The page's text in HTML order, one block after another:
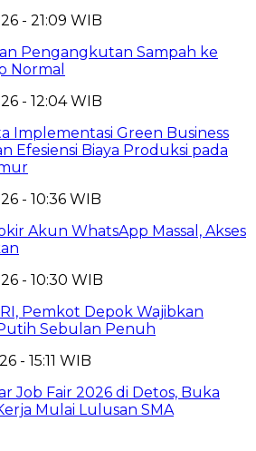
- 21:09 WIB
Pengangkutan Sampah ke
Normal
- 12:04 WIB
Implementasi Green Business
Efesiensi Biaya Produksi pada
- 10:36 WIB
Akun WhatsApp Massal, Akses
- 10:30 WIB
Pemkot Depok Wajibkan
Sebulan Penuh
- 15:11 WIB
Job Fair 2026 di Detos, Buka
Mulai Lulusan SMA